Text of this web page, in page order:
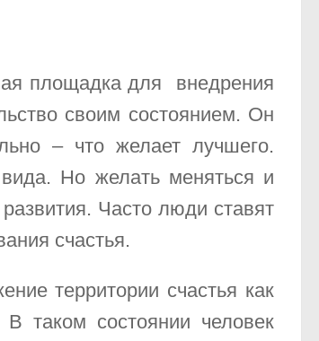
площадка для внедрения
своим состоянием. Он
– что желает лучшего.
Но желать меняться и
Часто люди ставят
счастья.
территории счастья как
таком состоянии человек